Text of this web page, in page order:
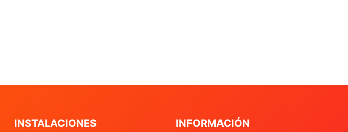
INSTALACIONES INFORMACIÓN